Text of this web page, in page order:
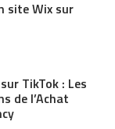
site Wix sur
TikTok : Les
de l’Achat